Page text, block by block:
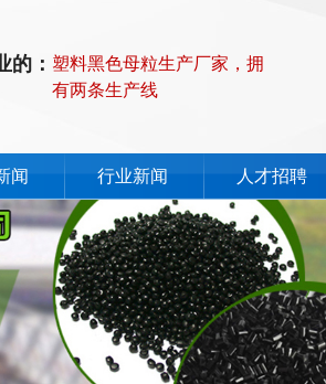
的： 塑料黑色母粒生产厂家，拥
有两条生产线
闻 行业新闻 人才招聘